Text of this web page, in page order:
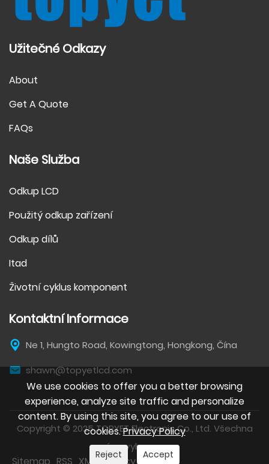
Užitečné Odkazy
About
Get A Quote
FAQs
Naše Služba
Odkup LCD
Použitý odkup zařízení
Odkup dílů
Itad
Životní cyklus komponent
Kontaktní Informace
Ne 1, Hungto Road, Kowingtong, Hongkong, Čína
shawn@topyetlcd.com
Copyright © 2025 TOPYET Electronic Co., Ltd. Všechna
práva vyhrazena.
Sitemap RSS XML Privacy Policy
We use cookies to offer you a better browsing
experience, analyze site traffic and personalize
content. By using this site, you agree to our use of
cookies.Privacy Policy
Reject Accept